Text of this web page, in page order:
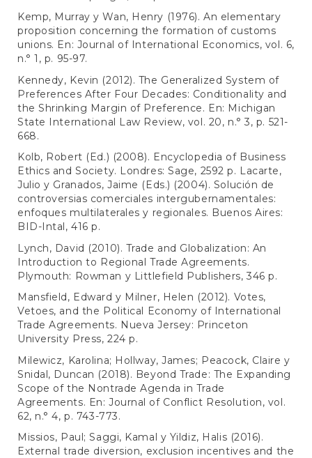
Kemp, Murray y Wan, Henry (1976). An elementary
proposition concerning the formation of customs
unions. En: Journal of International Economics, vol. 6,
n.° 1, p. 95-97.
Kennedy, Kevin (2012). The Generalized System of
Preferences After Four Decades: Conditionality and
the Shrinking Margin of Preference. En: Michigan
State International Law Review, vol. 20, n.° 3, p. 521-
668.
Kolb, Robert (Ed.) (2008). Encyclopedia of Business
Ethics and Society. Londres: Sage, 2592 p. Lacarte,
Julio y Granados, Jaime (Eds.) (2004). Solución de
controversias comerciales intergubernamentales:
enfoques multilaterales y regionales. Buenos Aires:
BID-Intal, 416 p.
Lynch, David (2010). Trade and Globalization: An
Introduction to Regional Trade Agreements.
Plymouth: Rowman y Littlefield Publishers, 346 p.
Mansfield, Edward y Milner, Helen (2012). Votes,
Vetoes, and the Political Economy of International
Trade Agreements. Nueva Jersey: Princeton
University Press, 224 p.
Milewicz, Karolina; Hollway, James; Peacock, Claire y
Snidal, Duncan (2018). Beyond Trade: The Expanding
Scope of the Nontrade Agenda in Trade
Agreements. En: Journal of Conflict Resolution, vol.
62, n.° 4, p. 743-773.
Missios, Paul; Saggi, Kamal y Yildiz, Halis (2016).
External trade diversion, exclusion incentives and the